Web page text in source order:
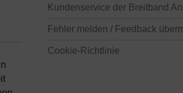
Kundenservice der Breitband
Fehler melden / Feedback
Cookie-Richtlinie